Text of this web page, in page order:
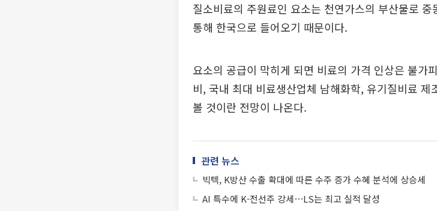
질소비료의 주원료인 요소는 천연가스의 부산물로
통해 한국으로 들어오기 때문이다.
요소의 공급이 막히게 되면 비료의 가격 인상은 불가
비, 국내 최대 비료생산업체 남해화학, 유기질비료 제
볼 것이란 전망이 나온다.
관련 뉴스
빅텍, K방산 수출 확대에 따른 수주 증가 수혜 분석에 상승세
AI 특수에 K-전선주 강세⋯LS는 최고 실적 달성